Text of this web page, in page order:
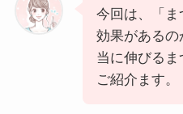
今回は、「ま
効果があるの
当に伸びる
ご紹介ます。